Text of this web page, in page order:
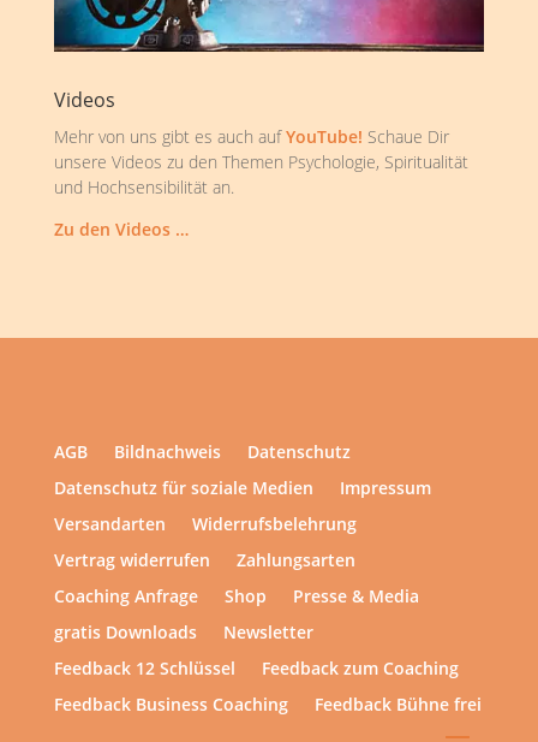
Videos
Mehr von uns gibt es auch aufYouTube! Schaue Dir
unsere Videos zu den Themen Psychologie, Spiritualität
und Hochsensibilität an.
Zu den Videos …
AGB Bildnachweis
Datenschutz
Datenschutz für soziale Medien
Impressum
Versandarten
Widerrufsbelehrung
Vertrag widerrufen
Zahlungsarten
Coaching Anfrage
Shop
Presse & Media
gratis Downloads
Newsletter
Feedback 12 Schlüssel
Feedback zum Coaching
Feedback Business Coaching
Feedback Bühne frei